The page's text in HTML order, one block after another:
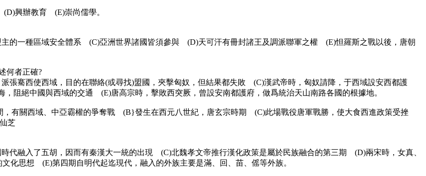
興辦教育 (E)崇尚儒學。
的一種區域安全體系 (C)亞洲世界諸國皆須參與 (D)天可汗有冊封諸王及調派聯軍之權 (E)怛羅斯之戰以後，唐朝
何者正確?
騫西使西域，目的在聯絡(或尋找)盟國，夾擊匈奴，但結果都失敗 (C)漢武帝時，匈奴請降，于西域設安西都護
阻絕中國與西域的交通 (E)唐高宗時，擊敗西突厥，曾設安南都護府，做爲統治天山南路各國的根據地。
，有關西域、中亞霸權的爭奪戰 (B}發生在西元八世紀，唐玄宗時期 (C)此場戰役唐軍戰勝，使大食西進政策受挫
芝
代融入了五胡，因而有秦漢大一統的出現 (C)北魏孝文帝推行漢化政策是屬於民族融合的第三期 (D)兩宋時，女真、
化思想 (E)第四期自明代起迄現代，融入的外族主要是滿、回、苗、傜等外族。